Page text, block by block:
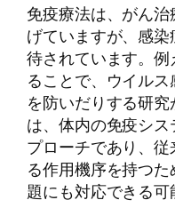
免疫療法は、がん
げていますが、感
待されています。
ることで、ウイル
を防いだりする研
は、体内の免疫シ
プローチであり、
る作用機序を持つ
題にも対応できる可